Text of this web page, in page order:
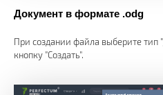
Документ в формате .odg
При создании файла выберите
кнопку "Создать".